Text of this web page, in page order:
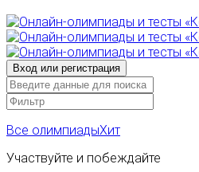
Все олимпиадыХит
Участвуйте и побеждайте